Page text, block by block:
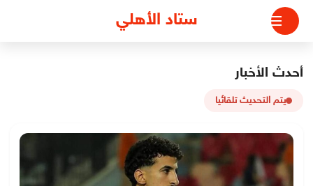
التجاوز
المحتوى
ستاد الأهلي
أحدث الأخبار
يتم التحديث تلقائيا